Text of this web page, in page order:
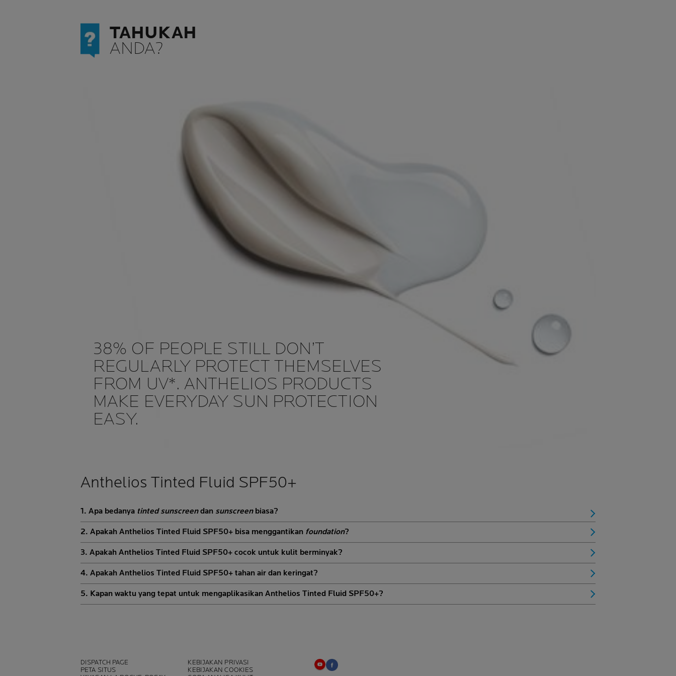
TAHUKAH
ANDA?
38% OF PEOPLE STILL DON’T
REGULARLY PROTECT THEMSELVES
FROM UV*. ANTHELIOS PRODUCTS
MAKE EVERYDAY SUN PROTECTION
EASY.
Anthelios Tinted Fluid SPF50+
1. Apa bedanya tinted sunscreendan sunscreenbiasa?
2. Apakah Anthelios Tinted Fluid SPF50+ bisa menggantikan foundation?
3. Apakah Anthelios Tinted Fluid SPF50+ cocok untuk kulit berminyak?
4. Apakah Anthelios Tinted Fluid SPF50+ tahan air dan keringat?
5. Kapan waktu yang tepat untuk mengaplikasikan Anthelios Tinted Fluid SPF50+?
DISPATCH PAGE
KEBIJAKAN PRIVASI
PETA SITUS
KEBIJAKAN COOKIES